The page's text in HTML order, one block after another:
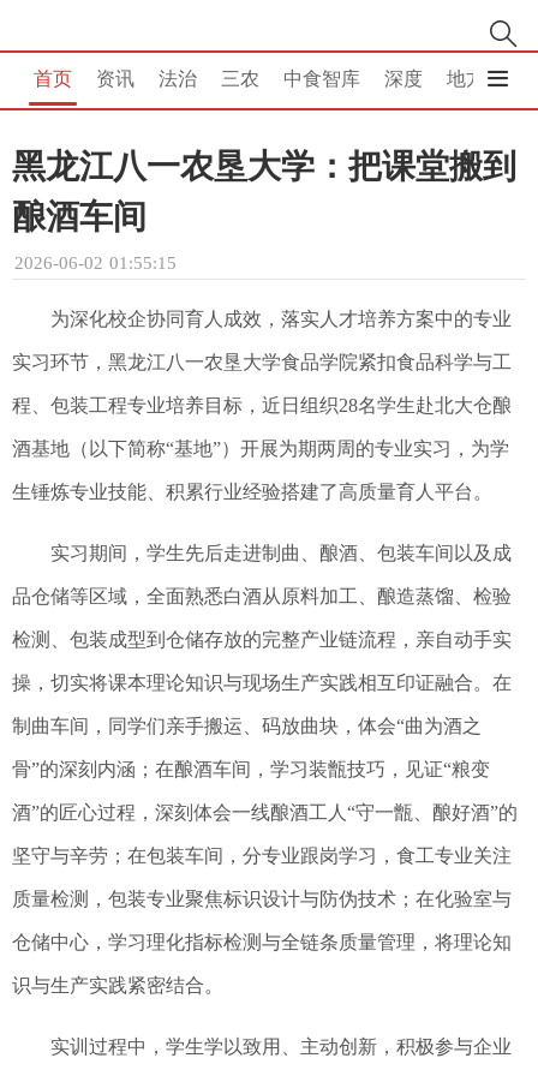
首页 资讯 法治 三农 中食智库 深度 地方
黑龙江八一农垦大学：把课堂搬到
酿酒车间
2026-06-02 01:55:15
为深化校企协同育人成效，落实人才培养方案中的专业
实习环节，黑龙江八一农垦大学食品学院紧扣食品科学与工
程、包装工程专业培养目标，近日组织28名学生赴北大仓酿
酒基地（以下简称“基地”）开展为期两周的专业实习，为学
生锤炼专业技能、积累行业经验搭建了高质量育人平台。
实习期间，学生先后走进制曲、酿酒、包装车间以及成
品仓储等区域，全面熟悉白酒从原料加工、酿造蒸馏、检验
检测、包装成型到仓储存放的完整产业链流程，亲自动手实
操，切实将课本理论知识与现场生产实践相互印证融合。在
制曲车间，同学们亲手搬运、码放曲块，体会“曲为酒之
骨”的深刻内涵；在酿酒车间，学习装甑技巧，见证“粮变
酒”的匠心过程，深刻体会一线酿酒工人“守一甑、酿好酒”的
坚守与辛劳；在包装车间，分专业跟岗学习，食工专业关注
质量检测，包装专业聚焦标识设计与防伪技术；在化验室与
仓储中心，学习理化指标检测与全链条质量管理，将理论知
识与生产实践紧密结合。
实训过程中，学生学以致用、主动创新，积极参与企业